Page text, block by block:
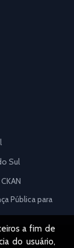
Sul
Pública para
a fim de
do usuário,